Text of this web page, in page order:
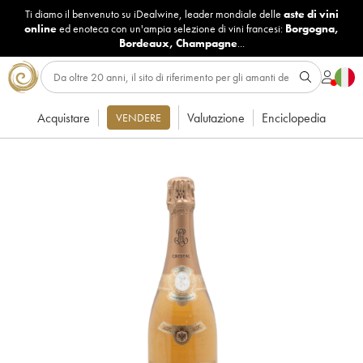
Ti diamo il benvenuto su iDealwine, leader mondiale delle aste di vini
onlineed enoteca con un'ampia selezione di vini francesi: Borgogna,
Bordeaux, Champagne...
Acquistare VENDERE Valutazione Enciclopedia